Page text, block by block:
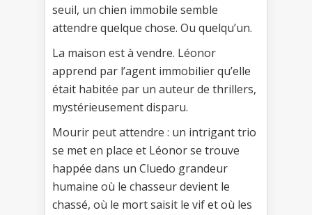
seuil, un chien immobile semble
attendre quelque chose. Ou quelqu’un.
La maison est à vendre. Léonor
apprend par l’agent immobilier qu’elle
était habitée par un auteur de thrillers,
mystérieusement disparu.
Mourir peut attendre : un intrigant trio
se met en place et Léonor se trouve
happée dans un Cluedo grandeur
humaine où le chasseur devient le
chassé, où le mort saisit le vif et où les